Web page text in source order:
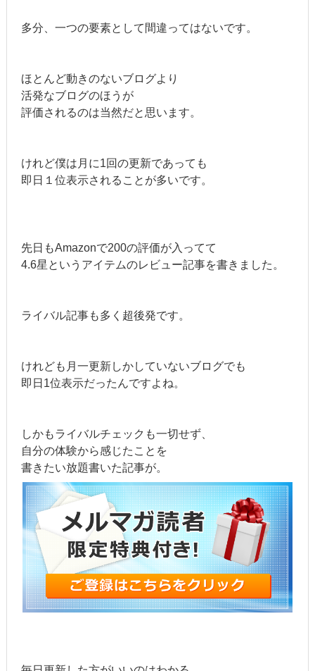
多分、一つの要素として間違ってはないです。
ほとんど動きのないブログより
活発なブログのほうが
評価されるのは当然だと思います。
けれど僕は月に1回の更新であっても
即日１位表示されることが多いです。
先日もAmazonで200の評価が入ってて
4.6星というアイテムのレビュー記事を書きました。
ライバル記事も多く超後発です。
けれども月一更新しかしていないブログでも
即日1位表示だったんですよね。
しかもライバルチェックも一切せず、
自分の体験から感じたことを
書きたい放題書いた記事が。